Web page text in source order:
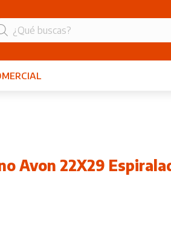
Avon 22X29